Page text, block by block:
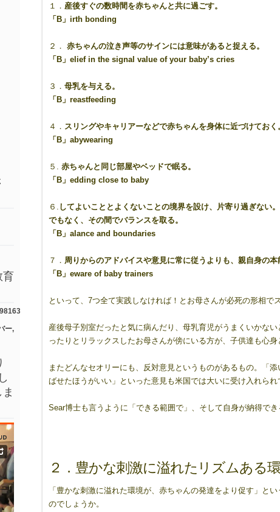
１． 産後すぐの数時間を赤ちゃんと共に過ごす。
「B 」irth bonding
２．赤ちゃんの泣き声等のサインには意味があると捉える。
「B 」elief in the signal value of your baby’s cries
３．母乳を与える。
「B 」reastfeeding
４． スリングやキャリアーなどで赤ちゃんを身体に近づけておく
「B 」abywearing
５.赤ちゃんと同じ部屋やベッドで眠る。
「B 」edding close to baby
６. してよいこととよくないことの境界を設け、片寄り過ぎない
でもなく、その間でバランスを取る。
「B 」alance and boundaries
７． 周りからのアドバイスや意見に常に従うよりも、親自身の本
「B 」eware of baby trainers
といって、7つ全て実践しなければ！とお母さんが必死の形相で
産後母子別室だったと気に病んだり、母乳育児がうまくいかな
ったりとリラックスしたお母さんが傍にいる方が、子供達も心身
またどんなセオリーにも、反対意見というものがあるもの。「
ばせたほうがいい」といった意見も米国では大いに受け入れられ
Sear博士も言うように「できる範囲で」、そして自身が納得で
２．豊かな刺激に溢れたリズムある
「豊かな刺激に溢れた環境が、赤ちゃんの発達をより促す」と
のでしょうか。
育
ー,